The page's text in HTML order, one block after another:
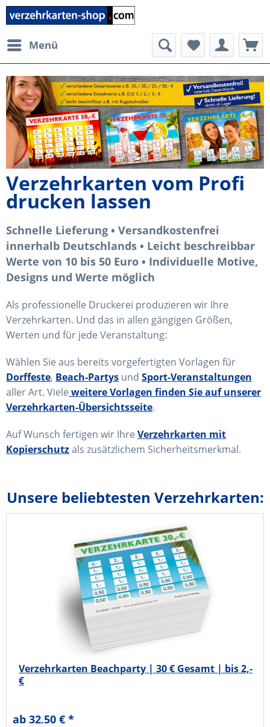
Menü
Verzehrkarten vom Profi
drucken lassen
Schnelle Lieferung • Versandkostenfrei
innerhalb Deutschlands • Leicht beschreibbar
Werte von 10 bis 50 Euro • Individuelle Motive,
Designs und Werte möglich
Als professionelle Druckerei produzieren wir Ihre
Verzehrkarten. Und das in allen gängigen Größen,
Werten und für jede Veranstaltung:
Wählen Sie aus bereits vorgefertigten Vorlagen für
Dorffeste, Beach-Partys und Sport-Veranstaltungen
aller Art. Viele weitere Vorlagen finden Sie auf unserer
Verzehrkarten-Übersichtsseite.
Auf Wunsch fertigen wir Ihre Verzehrkarten mit
Kopierschutzals zusätzlichem Sicherheitsmerkmal.
Unsere beliebtesten Verzehrkarten:
Verzehrkarten Beachparty | 30 € Gesamt | bis 2,-
€
ab 32,50 € *